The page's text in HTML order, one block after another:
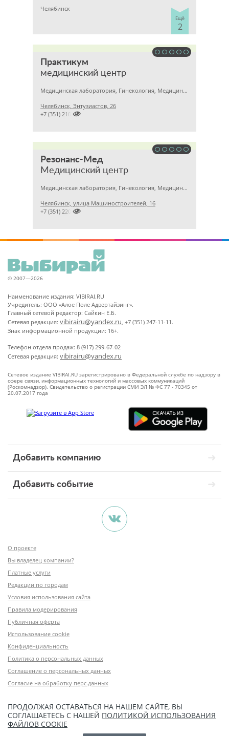
Ещё
2
Челябинск
Практикум
медицинский центр
Медицинская лаборатория, Гинекология, Медицинский центр
Челябинск, Энтузиастов, 26

+7 (351) 2101526
Резонанс-Мед
Медицинский центр
Медицинская лаборатория, Гинекология, Медицинский центр
Челябинск, улица Машиностроителей, 16

+7 (351) 2201031
© 2007—2026
Наименование издания: VIBIRAI.RU
Учредитель: ООО «Алое Поле Адвертайзинг».
Главный сетевой редактор: Сайкин Е.Б.
Сетевая редакция: vibirairu@yandex.ru, +7 (351) 247-11-11.
Знак информационной продукции: 16+.
Телефон отдела продаж: 8 (917) 299-67-02
Сетевая редакция: vibirairu@yandex.ru
Сетевое издание VIBIRAI.RU зарегистрировано в Федеральной службе по надзору в
сфере связи, информационных технологий и массовых коммуникаций
(Роскомнадзор). Свидетельство о регистрации СМИ ЭЛ № ФС 77 - 70345 от
20.07.2017 года
Добавить компанию
Добавить событие
О проекте
Вы владелец компании?
Платные услуги
Редакции по городам
Условия использования сайта
Правила модерирования
Публичная оферта
Использование cookie
Конфиденциальность
Политика о персональных данных
Соглашение о персональных данных
Согласие на обработку перс.данных
ПРОДОЛЖАЯ ОСТАВАТЬСЯ НА НАШЕМ САЙТЕ, ВЫ
СОГЛАШАЕТЕСЬ С НАШЕЙ ПОЛИТИКОЙ ИСПОЛЬЗОВАНИЯ
ФАЙЛОВ COOKIE